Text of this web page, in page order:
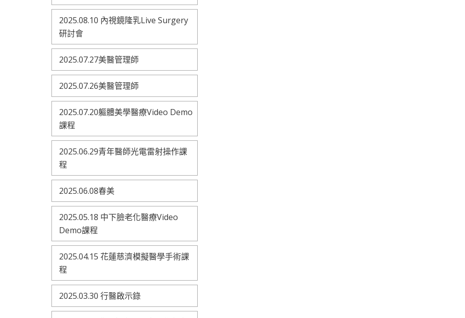
2025.08.10 內視鏡隆乳Live Surgery
研討會
2025.07.27美醫管理師
2025.07.26美醫管理師
2025.07.20軀體美學醫療Video Demo
課程
2025.06.29青年醫師光電雷射操作課
程
2025.06.08春美
2025.05.18 中下臉老化醫療Video
Demo課程
2025.04.15 花蓮慈濟模擬醫學手術課
程
2025.03.30 行醫啟示錄